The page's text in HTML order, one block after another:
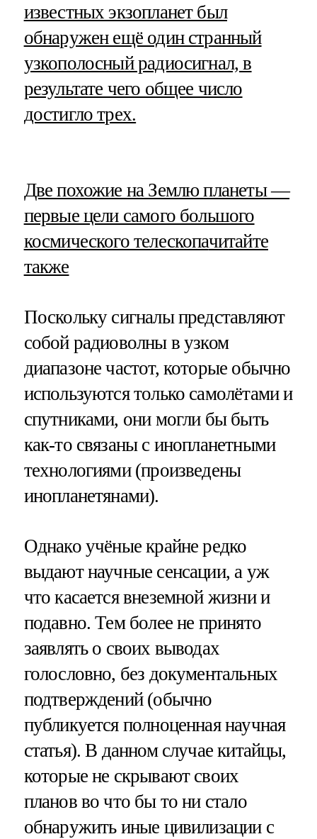
известных экзопланет был
обнаружен ещё один странный
узкополосный радиосигнал, в
результате чего общее число
достигло трех.
​Две похожие на Землю планеты —
первые цели самого большого
космического телескопачитайте
также
Поскольку сигналы представляют
собой радиоволны в узком
диапазоне частот, которые обычно
используются только самолётами и
спутниками, они могли бы быть
как-то связаны с инопланетными
технологиями (произведены
инопланетянами).
Однако учёные крайне редко
выдают научные сенсации, а уж
что касается внеземной жизни и
подавно. Тем более не принято
заявлять о своих выводах
голословно, без документальных
подтверждений (обычно
публикуется полноценная научная
статья). В данном случае китайцы,
которые не скрывают своих
планов во что бы то ни стало
обнаружить иные цивилизации с